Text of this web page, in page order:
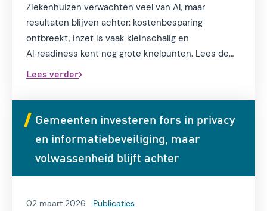
Ziekenhuizen verwachten veel van AI, maar
resultaten blijven achter: kostenbesparing
ontbreekt, inzet is vaak kleinschalig en
AI‑readiness kent nog grote knelpunten. Lees de
resultaten in de AI Monitor Ziekenhuizen 2026.
Lees verder
Gemeenten investeren fors in privacy
en informatiebeveiliging, maar
volwassenheid blijft achter
02 maart 2026 Publicaties